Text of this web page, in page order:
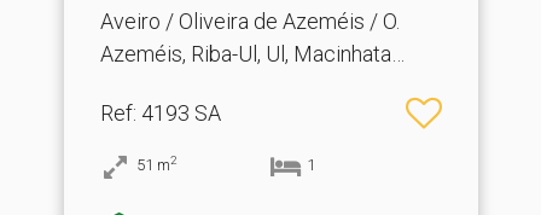
Aveiro / Oliveira de Azeméis / O.
Azeméis, Riba-Ul, Ul, Macinhata
Ref: 4193 SA
51 m2 1